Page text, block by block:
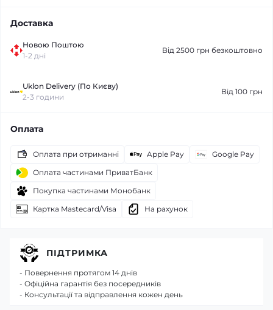
Доставка
Новою Поштою
1-2 дні
Від 2500 грн безкоштовно
Uklon Delivery (По Києву)
2-3 години
Від 100 грн
Оплата
Оплата при отриманні Apple Pay
Google Pay
Оплата частинами ПриватБанк
Покупка частинами Монобанк
Картка Mastecard/Visa
На рахунок
ПІДТРИМКА
- Повернення протягом 14 днів
- Офіційна гарантія без посередників
- Консультації та відправлення кожен день